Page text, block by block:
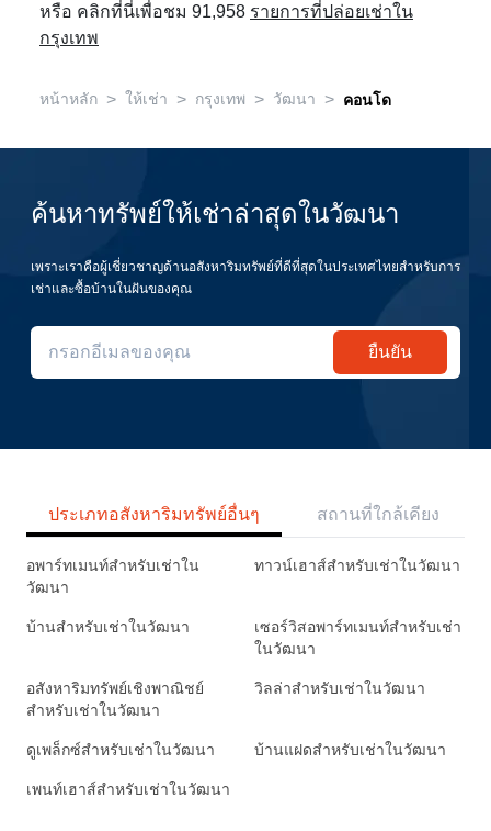
หรือ คลิกที่นี่เพื่อชม 91,958 รายการที่ปล่อยเช่าใน
กรุงเทพ
หน้าหลัก > ให้เช่า > กรุงเทพ > วัฒนา > คอนโด
ค้นหาทรัพย์ให้เช่าล่าสุดในวัฒนา
เพราะเราคือผู้เชี่ยวชาญด้านอสังหาริมทรัพย์ที่ดีที่สุดในประเทศไทยสำหรับการ
เช่าและซื้อบ้านในฝันของคุณ
ยืนยัน
ประเภทอสังหาริมทรัพย์อื่นๆ สถานที่ใกล้เคียง
อพาร์ทเมนท์สำหรับเช่าใน
วัฒนา
ทาวน์เฮาส์สำหรับเช่าในวัฒนา
บ้านสำหรับเช่าในวัฒนา
เซอร์วิสอพาร์ทเมนท์สำหรับเช่า
ในวัฒนา
อสังหาริมทรัพย์เชิงพาณิชย์
สำหรับเช่าในวัฒนา
วิลล่าสำหรับเช่าในวัฒนา
ดูเพล็กซ์สำหรับเช่าในวัฒนา บ้านแฝดสำหรับเช่าในวัฒนา
เพนท์เฮาส์สำหรับเช่าในวัฒนา